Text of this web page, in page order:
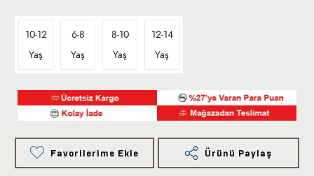
10-12
Yaş
6-8
Yaş
8-10
Yaş
12-14
Yaş
Favorilerime Ekle Ürünü Paylaş